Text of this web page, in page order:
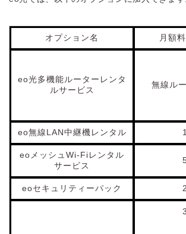
オプション名 月額
eo光多機能ルーターレンタ
ルサービス
無線ル
eo無線LAN中継機レンタル
eoメッシュWi-Fiレンタル
サービス
eoセキュリティーパック